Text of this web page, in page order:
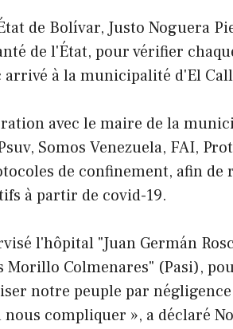
de Bolívar, Justo Noguera
de l'État, pour vérifier
à la municipalité d'El
avec le maire de la
Somos Venezuela, FAI,
de confinement, afin
à partir de covid-19.
l'hôpital "Juan Germán
Morillo Colmenares" (Pasi),
notre peuple par
compliquer », a déclaré